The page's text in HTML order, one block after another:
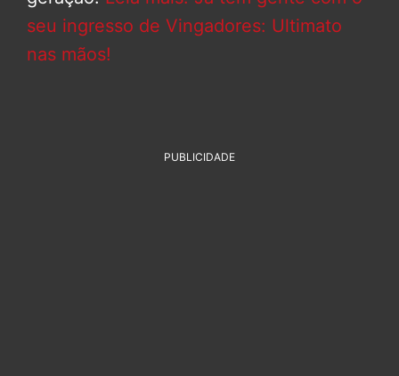
seu ingresso de Vingadores: Ultimato
nas mãos!
PUBLICIDADE